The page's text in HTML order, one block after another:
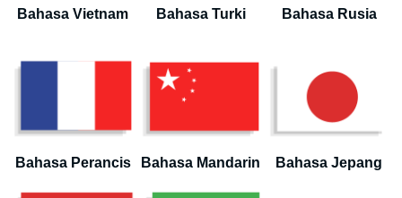
Bahasa Vietnam Bahasa Turki Bahasa Rusia
Bahasa Perancis Bahasa Mandarin Bahasa Jepang